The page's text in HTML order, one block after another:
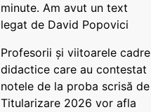
minute. Am avut un text
legat de David Popovici
Profesorii și viitoarele cadre
didactice care au contestat
notele de la proba scrisă de
Titularizare 2026 vor afla